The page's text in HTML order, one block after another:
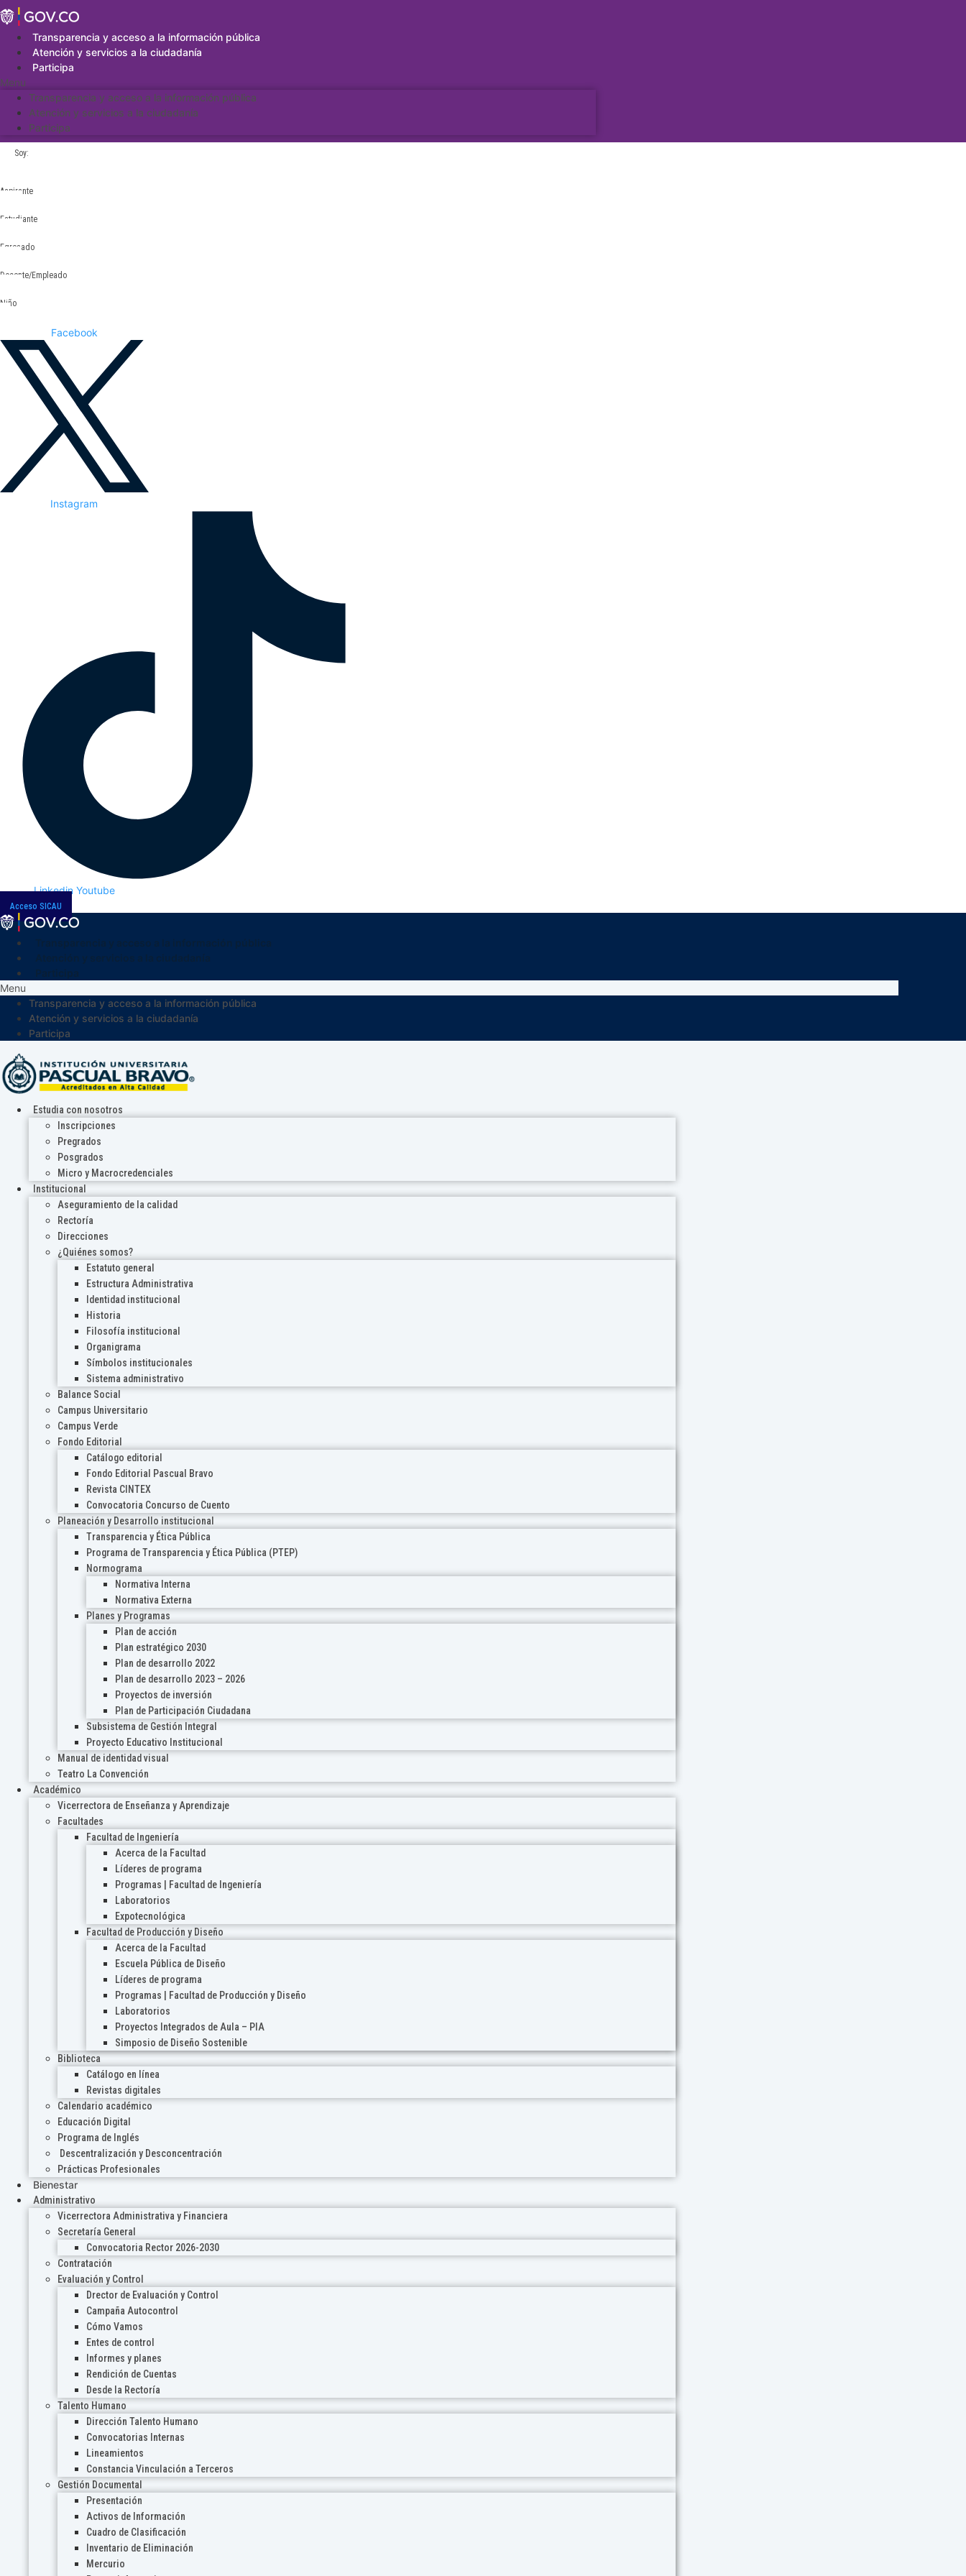
Saltar
al
contenidoTransparencia y acceso a la información pública
Atención y servicios a la ciudadanía
Participa
Menu
Transparencia y acceso a la información pública
Atención y servicios a la ciudadanía
Participa
Soy:
Aspirante
Estudiante
Egresado
Docente/Empleado
Niño
Facebook
Instagram
Linkedin Youtube
Acceso SICAU
Menu
Transparencia y acceso a la información pública
Atención y servicios a la ciudadanía
Participa
Estudia con nosotros
Inscripciones
Pregrados
Posgrados
Micro y Macrocredenciales
Institucional
Aseguramiento de la calidad
Rectoría
Direcciones
¿Quiénes somos?
Estatuto general
Estructura Administrativa
Identidad institucional
Historia
Filosofía institucional
Organigrama
Símbolos institucionales
Sistema administrativo
Balance Social
Campus Universitario
Campus Verde
Fondo Editorial
Catálogo editorial
Fondo Editorial Pascual Bravo
Revista CINTEX
Convocatoria Concurso de Cuento
Planeación y Desarrollo institucional
Transparencia y Ética Pública
Programa de Transparencia y Ética Pública (PTEP)
Normograma
Normativa Interna
Normativa Externa
Planes y Programas
Plan de acción
Plan estratégico 2030
Plan de desarrollo 2022
Plan de desarrollo 2023 – 2026
Proyectos de inversión
Plan de Participación Ciudadana
Subsistema de Gestión Integral
Proyecto Educativo Institucional
Manual de identidad visual
Teatro La Convención
Académico
Vicerrectora de Enseñanza y Aprendizaje
Facultades
Facultad de Ingeniería
Acerca de la Facultad
Líderes de programa
Programas | Facultad de Ingeniería
Laboratorios
Expotecnológica
Facultad de Producción y Diseño
Acerca de la Facultad
Escuela Pública de Diseño
Líderes de programa
Programas | Facultad de Producción y Diseño
Laboratorios
Proyectos Integrados de Aula – PIA
Simposio de Diseño Sostenible
Biblioteca
Catálogo en línea
Revistas digitales
Calendario académico
Educación Digital
Programa de Inglés
Descentralización y Desconcentración
Prácticas Profesionales
Bienestar
Administrativo
Vicerrectora Administrativa y Financiera
Secretaría General
Convocatoria Rector 2026-2030
Contratación
Evaluación y Control
Drector de Evaluación y Control
Campaña Autocontrol
Cómo Vamos
Entes de control
Informes y planes
Rendición de Cuentas
Desde la Rectoría
Talento Humano
Dirección Talento Humano
Convocatorias Internas
Lineamientos
Constancia Vinculación a Terceros
Gestión Documental
Presentación
Activos de Información
Cuadro de Clasificación
Inventario de Eliminación
Mercurio